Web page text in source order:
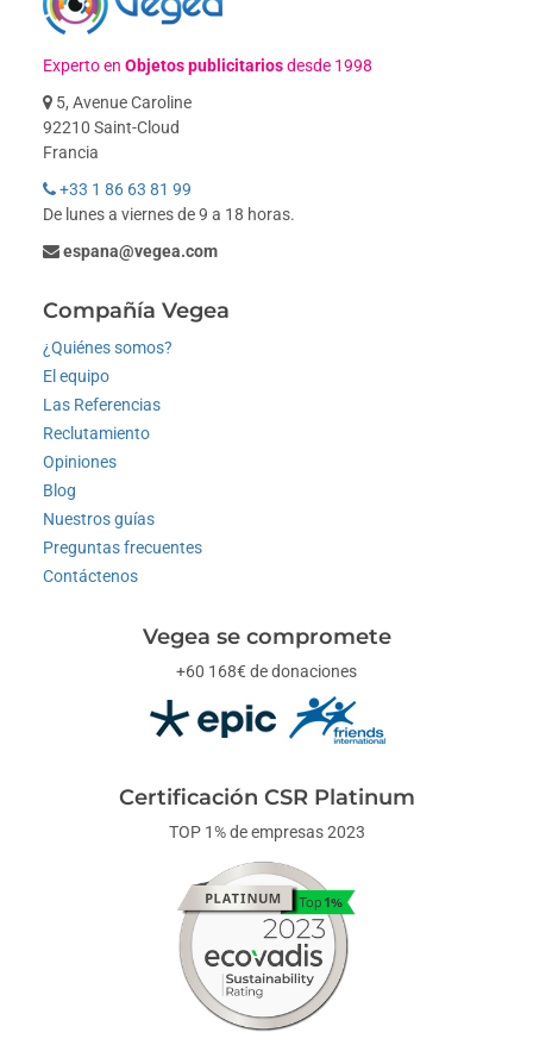
Experto enObjetos publicitariosdesde 1998
5, Avenue Caroline
92210 Saint-Cloud
Francia
+33 1 86 63 81 99
De lunes a viernes de 9 a 18 horas.
espana@vegea.com
Compañía Vegea
¿Quiénes somos?
El equipo
Las Referencias
Reclutamiento
Opiniones
Blog
Nuestros guías
Preguntas frecuentes
Contáctenos
Vegea se compromete
+60 168€ de donaciones
Certificación CSR Platinum
TOP 1% de empresas 2023